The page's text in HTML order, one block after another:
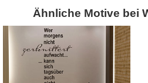
Ähnliche Motive bei